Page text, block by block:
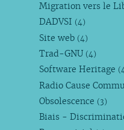
Migration vers le
DADVSI (4)
Site web (4)
Trad-GNU (4)
Software Heritage
Radio Cause
Obsolescence (3)
Biais -